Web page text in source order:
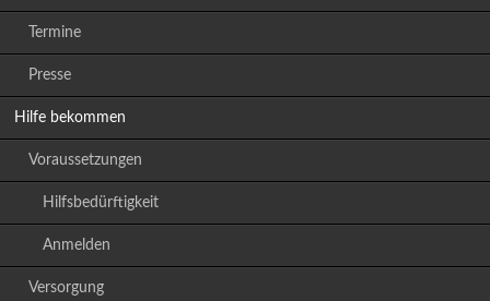
Termine
Presse
Hilfe bekommen
Voraussetzungen
Hilfsbedürftigkeit
Anmelden
Versorgung